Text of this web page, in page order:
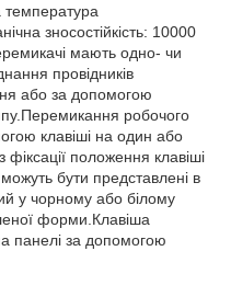
зносостійкість: 10000
мають одно- чи
провідників
або за допомогою
робочого
клавіші на один або
положення клавіші
бути представлені в
у чорному або білому
форми.Клавіша
панелі за допомогою